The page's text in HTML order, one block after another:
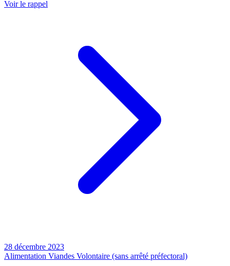
Voir le rappel
28 décembre 2023
Alimentation Viandes Volontaire (sans arrêté préfectoral)